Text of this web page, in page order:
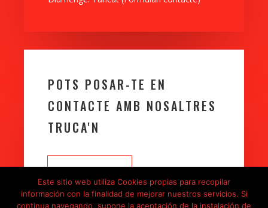
POTS POSAR-TE EN
CONTACTE AMB NOSALTRES
TRUCA'N
Este sitio web utiliza Cookies propias para recopilar
información con la finalidad de mejorar nuestros servicios. Si
continua navegando, supone la aceptación de la instalación de